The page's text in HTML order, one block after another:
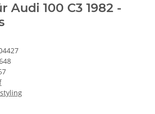
Audi 100 C3 1982 -